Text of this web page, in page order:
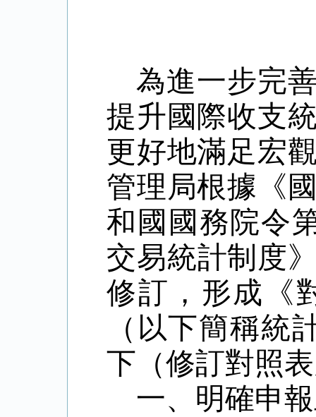
為進一步完
提升國際收支
更好地滿足宏
管理局根據《
和國國務院令
交易統計制度
修訂，形成《
（以下簡稱統
下（修訂對照
一、明確申